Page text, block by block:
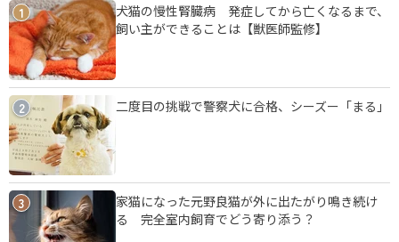
1
犬猫の慢性腎臓病 発症してから亡くなるまで、
飼い主ができることは【獣医師監修】
2 二度目の挑戦で警察犬に合格、シーズー「まる」
3
家猫になった元野良猫が外に出たがり鳴き続け
る 完全室内飼育でどう寄り添う？